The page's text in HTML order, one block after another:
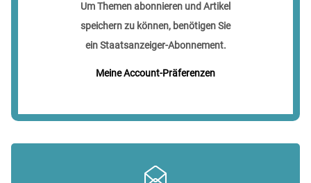
Um Themen abonnieren und Artikel
speichern zu können, benötigen Sie
ein Staatsanzeiger-Abonnement.
Meine Account-Präferenzen